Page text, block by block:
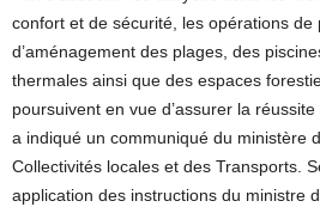
confort et de sécurité, les opérations
d’aménagement des plages, des
thermales ainsi que des espaces
poursuivent en vue d’assurer la
a indiqué un communiqué du ministère
Collectivités locales et des Transports.
application des instructions du ministre